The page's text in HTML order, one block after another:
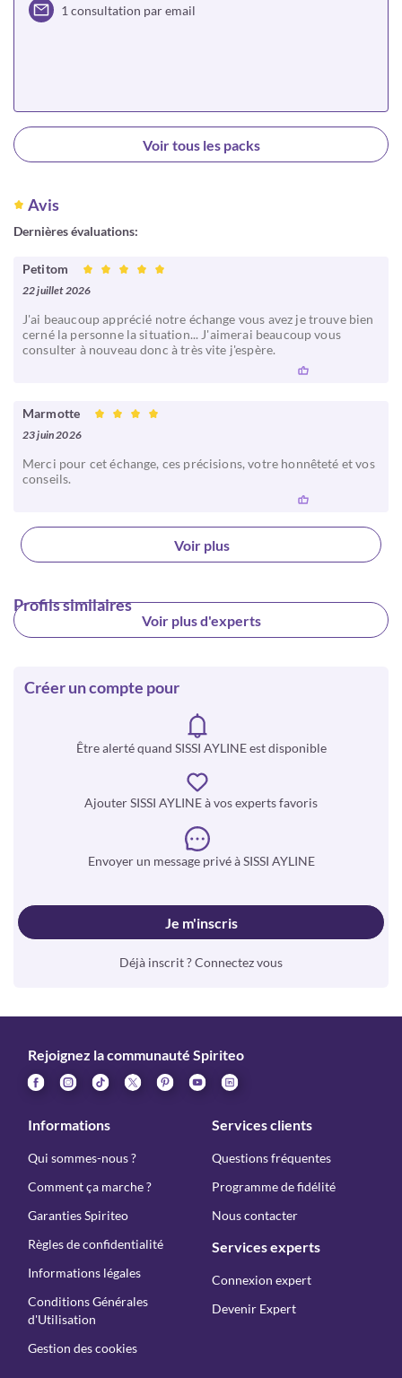
1 consultation par email
Choisir
Voir tous les packs
Avis
Dernières évaluations:
Petitom
22 juillet 2026
J'ai beaucoup apprécié notre échange vous avez je trouve bien
cerné la personne la situation... J'aimerai beaucoup vous
consulter à nouveau donc à très vite j'espère.
Marmotte
23 juin 2026
Merci pour cet échange, ces précisions, votre honnêteté et vos
conseils.
Voir plus
Profils similaires
Voir plus d'experts
Créer un compte pour
Être alerté quand SISSI AYLINE est disponible
Ajouter SISSI AYLINE à vos experts favoris
Envoyer un message privé à SISSI AYLINE
Je m'inscris
Déjà inscrit ? Connectez vous
Rejoignez la communauté Spiriteo
Informations
Qui sommes-nous ?
Comment ça marche ?
Garanties Spiriteo
Règles de confidentialité
Informations légales
Conditions Générales
d'Utilisation
Gestion des cookies
Services clients
Questions fréquentes
Programme de fidélité
Nous contacter
Services experts
Connexion expert
Devenir Expert